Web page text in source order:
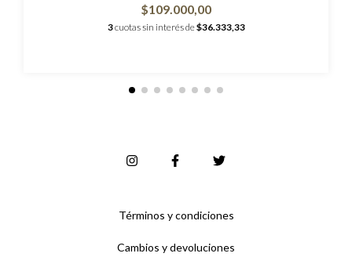
$109.000,00
3cuotas sin interés de$36.333,33
Términos y condiciones
Cambios y devoluciones